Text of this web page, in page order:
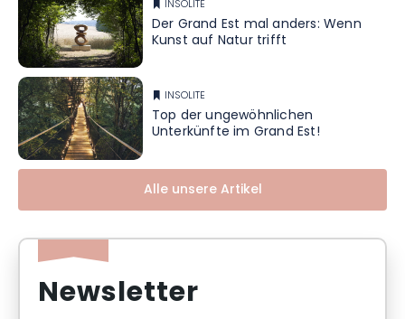
INSOLITE
Der Grand Est mal anders: Wenn
Kunst auf Natur trifft
INSOLITE
Top der ungewöhnlichen
Unterkünfte im Grand Est!
Alle unsere Artikel
Newsletter